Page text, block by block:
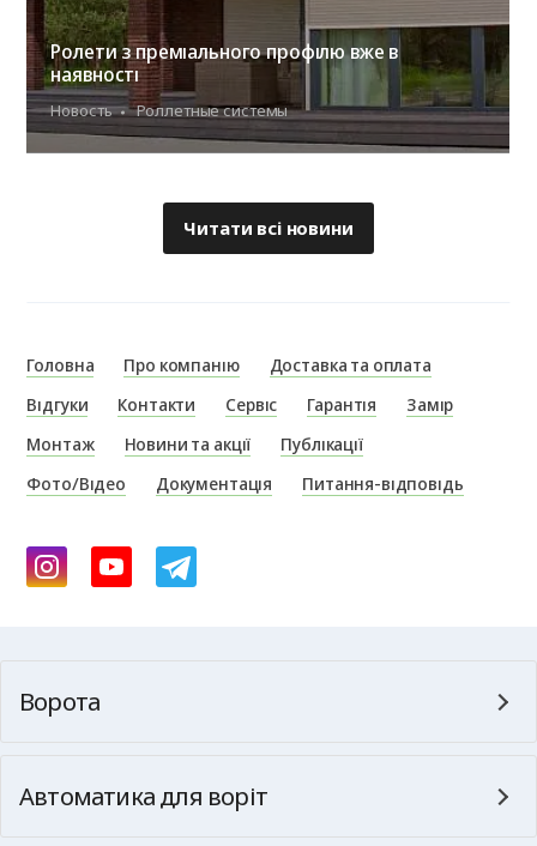
Ролети з преміального профілю вже в
наявності
Новость Роллетные системы
Читати всі новини
Головна Про компанію
Доставка та оплата
Відгуки
Контакти Сервіс Гарантія
Замір
Монтаж
Новини та акції
Публікації
Фото/Відео
Документація Питання-відповідь
Ворота
Автоматика для воріт